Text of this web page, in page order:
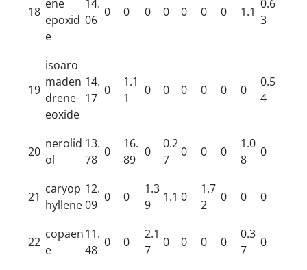
18
ene
epoxid
e
14.
06
0 0 0 0 0 0 0 1.1
0.6
3
19
isoaro
maden
drene-
eoxide
14.
17
0
1.1
1
0 0 0 0 0 0
0.5
4
20
nerolid
ol
13.
78
0
16.
89
0
0.2
7
0 0 0
1.0
8
0
21
caryop
hyllene
12.
09
0 0
1.3
9
1.1 0
1.7
2
0 0 0
22
copaen
e
11.
48
0 0
2.1
7
0 0 0 0
0.3
7
0